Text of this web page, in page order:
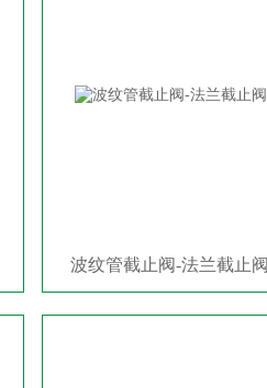
波纹管截止阀-法兰截止阀